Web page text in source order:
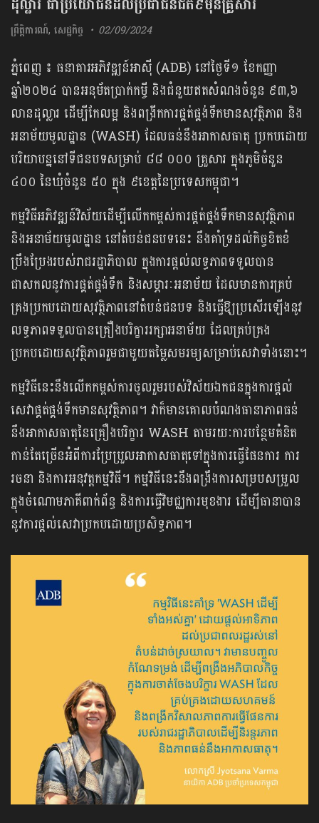
ព្រឹត្តិការណ៍,សេដ្ឋកិច្ច 02/09/2024
ភ្នំពេញ ៖ ធនាគារអភិវឌ្ឍន៍អាស៊ី (ADB) នៅថ្ងៃទី១ ខែកញ្ញា
ឆ្នាំ២០២៤ បានអនុម័តប្រាក់កម្ចី និងជំនួយឥតសំណងចំនួន ៩៣,៦
លានដុល្លារ ដើម្បីកែលម្អ និងពង្រីកការផ្គត់ផ្គង់ទឹកមានសុវត្ថិភាព និង
អនាម័យមូលដ្ឋាន (WASH) ដែលធន់នឹងអាកាសធាតុ ប្រកប​ដោយ
បរិយាបន្ននៅទីជនបទសម្រាប់ ៨៨ ០០០ គ្រួសារ ក្នុងភូមិចំនួន
៤០០ នៃឃុំចំនួន ៥០ ក្នុង ៩ខេត្តនៃប្រទេសកម្ពុជា។
កម្មវិធីអភិវឌ្ឍន៍វិស័យដើម្បីលើកកម្ពស់ការផ្តត់ផ្គង់ទឹកមានសុវត្ថិភាព
និងអនាម័យមូលដ្ឋាន នៅតំបន់ជនបទនេះ នឹងគាំទ្រដល់កិច្ចខិតខំ
ប្រឹងប្រែងរបស់រាជរដ្ឋាភិបាល ក្នុងការផ្តល់លទ្ធភាពទទួលបាន
ជាសកលនូវការផ្គត់ផ្គង់ទឹក និងសម្ភារៈអនាម័យ ដែលមានការគ្រប់
គ្រងប្រកបដោយសុវត្ថិភាពនៅតំបន់ជនបទ និងធ្វើឱ្យប្រសើរឡើងនូវ
លទ្ធភាពទទួលបានគ្រឿងបរិក្ខាររក្សាអនាម័យ ដែលគ្រប់គ្រង
ប្រកបដោយសុវត្ថិភាពរួមជាមួយតម្លៃសមរម្យសម្រាប់សេវាទាំងនោះ។
កម្មវិធីនេះនឹងលើកកម្ពស់ការចូលរួមរបស់វិស័យឯកជនក្នុងការផ្តល់
សេវាផ្គត់ផ្គង់ទឹកមានសុវត្ថិភាព។ វាក៏មានគោលបំណងធានាភាពធន់
នឹងអាកាសធាតុនៃគ្រឿងបរិក្ខារ WASH តាមរយៈការបន្ថែមគំនិត
កាន់តែច្រើនអំពីការប្រែប្រួលអាកាសធាតុទៅក្នុងការធ្វើផែនការ ការ
រចនា និងការអនុវត្តកម្មវិធី។ កម្មវិធីនេះនឹងពង្រឹងការសម្របសម្រួល
ក្នុងចំណោមភាគីពាក់ព័ន្ធ និងការធ្វើវិមជ្ឈការមុខងារ ដើម្បីធានាបាន
នូវការផ្តល់សេវាប្រកបដោយប្រសិទ្ធភាព។